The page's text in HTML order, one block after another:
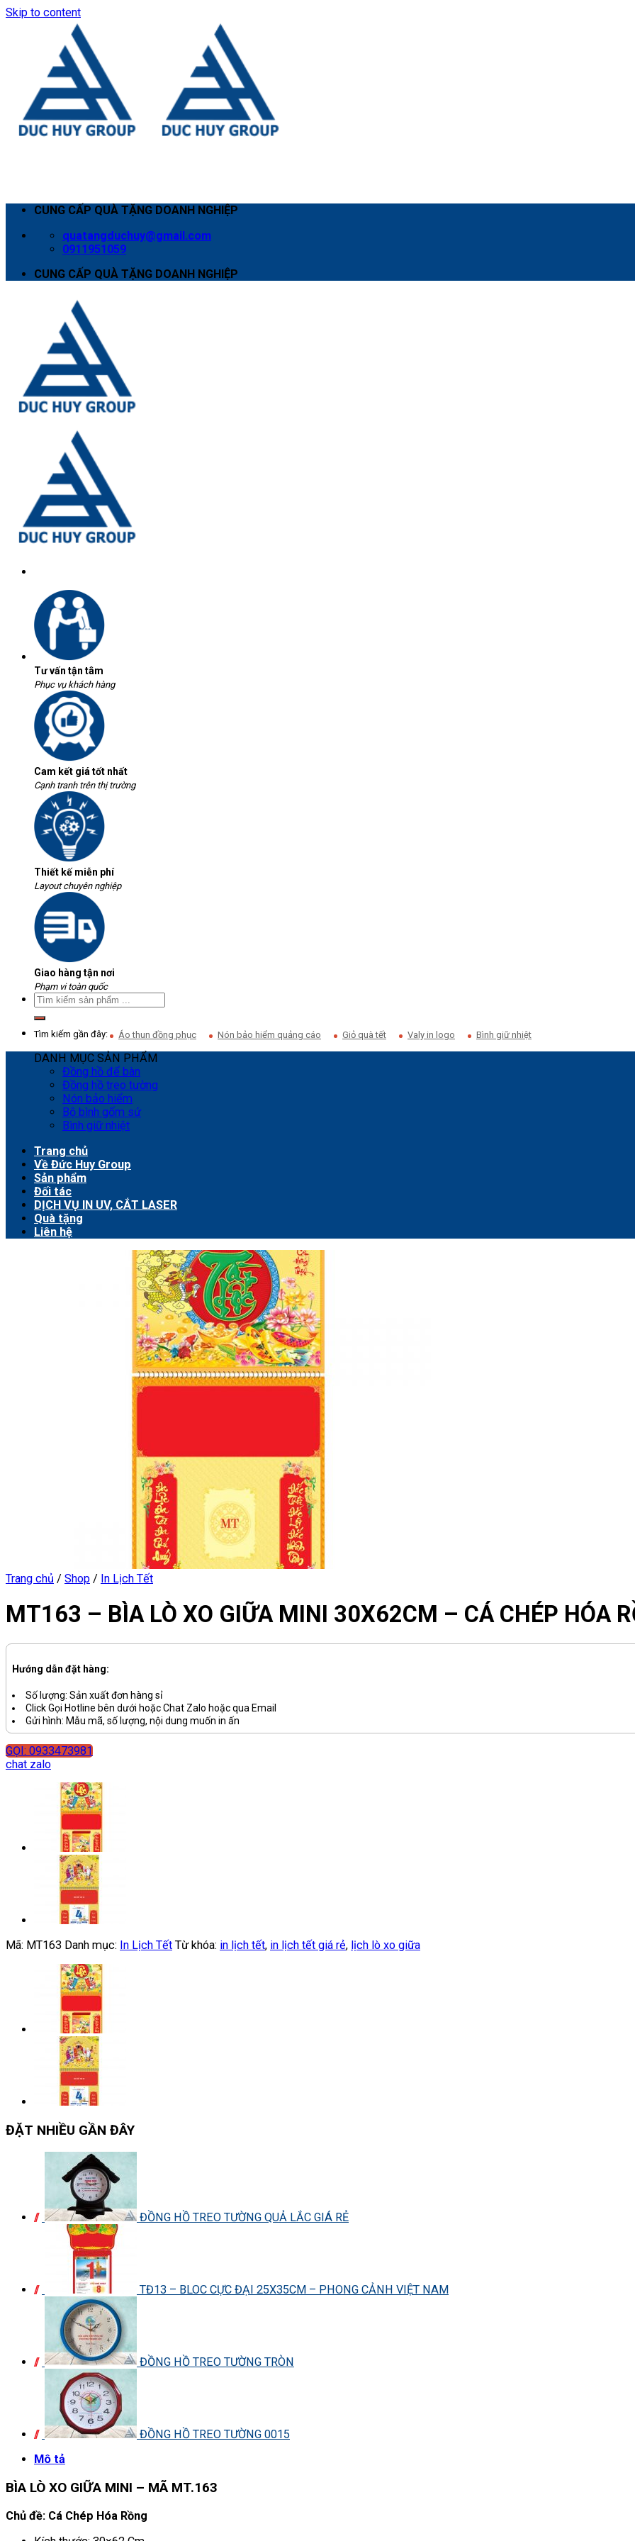
Skip to content
CUNG CẤP QUÀ TẶNG DOANH NGHIỆP
quatangduchuy@gmail.com
0911951059
CUNG CẤP QUÀ TẶNG DOANH NGHIỆP
Tư vấn tận tâm
Phục vụ khách hàng
Cam kết giá tốt nhất
Cạnh tranh trên thị trường
Thiết kế miễn phí
Layout chuyên nghiệp
Giao hàng tận nơi
Phạm vi toàn quốc
Tìm kiếm gần đây: Áo thun đồng phục Nón bảo hiểm quảng cáo Giỏ quà tết Valy in logo Bình giữ nhiệt
DANH MỤC SẢN PHẨM
Đồng hồ để bàn
Đồng hồ treo tường
Nón bảo hiểm
Bộ bình gốm sứ
Bình giữ nhiệt
Trang chủ
Về Đức Huy Group
Sản phẩm
Đối tác
DỊCH VỤ IN UV, CẮT LASER
Quà tặng
Liên hệ
Trang chủ / Shop / In Lịch Tết
MT163 – BÌA LÒ XO GIỮA MINI 30X62CM – CÁ CHÉP HÓA
Hướng dẫn đặt hàng:
Số lượng: Sản xuất đơn hàng sỉ
Click Gọi Hotline bên dưới hoặc Chat Zalo hoặc qua Email
Gửi hình: Mẫu mã, số lượng, nội dung muốn in ấn
GỌI: 0933473981
chat zalo
Mã: MT163 Danh mục: In Lịch Tết Từ khóa: in lịch tết, in lịch tết giá rẻ, lịch lò xo giữa
ĐẶT NHIỀU GẦN ĐÂY
ĐỒNG HỒ TREO TƯỜNG QUẢ LẮC GIÁ RẺ
TĐ13 – BLOC CỰC ĐẠI 25X35CM – PHONG CẢNH VIỆT NAM
ĐỒNG HỒ TREO TƯỜNG TRÒN
ĐỒNG HỒ TREO TƯỜNG 0015
Mô tả
BÌA LÒ XO GIỮA MINI – MÃ MT.163
Chủ đề: Cá Chép Hóa Rồng